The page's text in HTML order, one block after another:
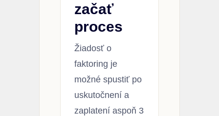
začať
proces
Žiadosť o
faktoring je
možné spustiť po
uskutočnení a
zaplatení aspoň 3